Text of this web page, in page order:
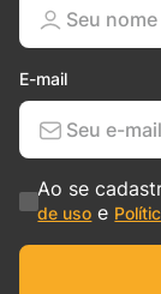
E-mail
Ao se
de uso e